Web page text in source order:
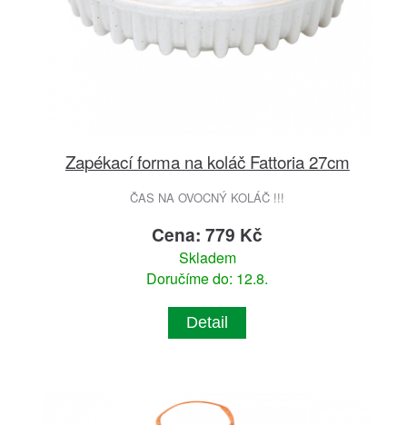
Zapékací forma na koláč Fattoria 27cm
ČAS NA OVOCNÝ KOLÁČ !!!
Cena: 779 Kč
Skladem
Doručíme do: 12.8.
Detail